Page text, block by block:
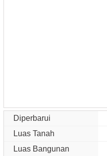
Diperbarui
Luas Tanah
Luas Bangunan